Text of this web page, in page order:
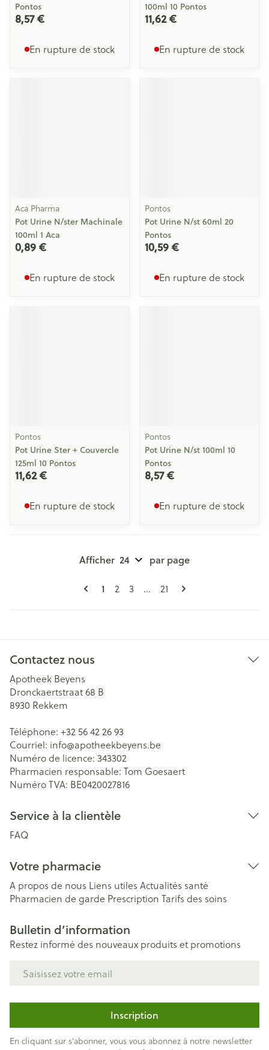
Pontos
8,57 €
En rupture de stock
100ml 10 Pontos
11,62 €
En rupture de stock
Aca Pharma
Pot Urine N/ster Machinale
100ml 1 Aca
0,89 €
En rupture de stock
Pontos
Pot Urine N/st 60ml 20
Pontos
10,59 €
En rupture de stock
Pontos
Pot Urine Ster + Couvercle
125ml 10 Pontos
11,62 €
En rupture de stock
Pontos
Pot Urine N/st 100ml 10
Pontos
8,57 €
En rupture de stock
Vous lisez actuellement la page
1 Page
2 Page
3 ... Page
21
Afficher par page
Contactez nous
Apotheek Beyens
Dronckaertstraat 68 B
8930 Rekkem
Téléphone: +32 56 42 26 93
Courriel: info@apotheekbeyens.be
Numéro de licence: 343302
Pharmacien responsable: Tom Goesaert
Numéro TVA: BE0420027816
Service à la clientèle
FAQ
Votre pharmacie
A propos de nous Liens utiles Actualités santé
Pharmacien de garde Prescription Tarifs des soins
Bulletin d’information
Restez informé des nouveaux produits et promotions
Inscription
En cliquant sur s'abonner, vous vous abonnez à notre newsletter